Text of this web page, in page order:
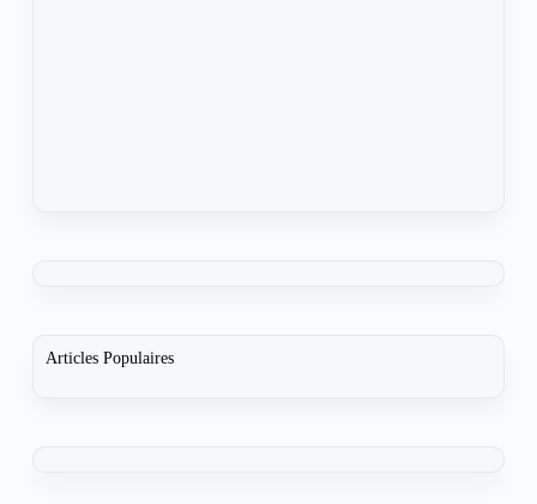
Articles Populaires